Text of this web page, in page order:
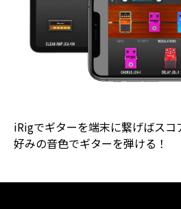
iRigでギターを端末に繋げばスコ
好みの音色でギターを弾ける！